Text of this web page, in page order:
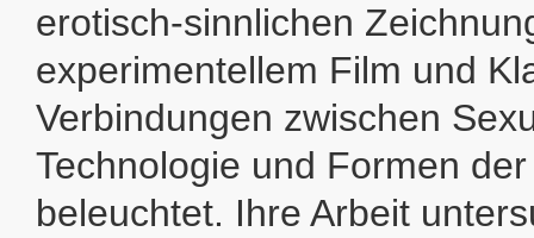
erotisch-sinnlichen
experimentellem Film und
Verbindungen zwischen
Technologie und Formen
beleuchtet. Ihre Arbeit